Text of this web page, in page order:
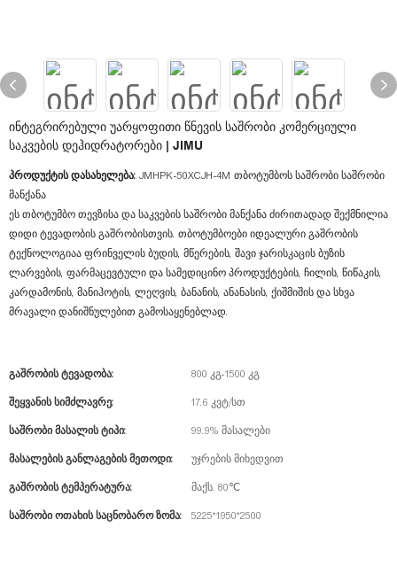
Ინტეგრირებული Უარყოფითი Წნევის Საშრობი Კომერციული
Საკვების Დეჰიდრატორები | JIMU
პროდუქტის დასახელება: JMHPK-50XCJH-4M თბოტუმბოს საშრობი საშრობი
მანქანა
ეს თბოტუმბო თევზისა და საკვების საშრობი მანქანა ძირითადად შექმნილია
დიდი ტევადობის გაშრობისთვის. თბოტუმბოები იდეალური გაშრობის
ტექნოლოგიაა ფრინველის ბუდის, მწერების, შავი ჯარისკაცის ბუზის
ლარვების, ფარმაცევტული და სამედიცინო პროდუქტების, ჩილის, წიწაკის,
კარდამონის, მანიჰოტის, ლეღვის, ბანანის, ანანასის, ქიშმიშის და სხვა
მრავალი დანიშნულებით გამოსაყენებლად.
Გაშრობის Ტევადობა: 800 კგ-1500 კგ
Შეყვანის Სიმძლავრე: 17.6 კვტ/სთ
Საშრობი Მასალის Ტიპი: 99.9% მასალები
Მასალების Განლაგების Მეთოდი: უჯრების მიხედვით
Გაშრობის Ტემპერატურა: მაქს. 80℃
Საშრობი Ოთახის Საცნობარო Ზომა: 5225*1950*2500